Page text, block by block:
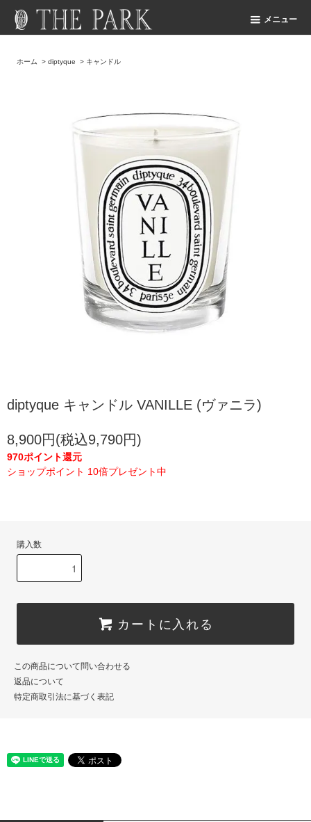
メニュー
ホーム >diptyque > キャンドル
diptyque キャンドル VANILLE (ヴァニラ)
8,900円(税込9,790円)
970ポイント還元
ショップポイント 10倍プレゼント中
購入数
カートに入れる
この商品について問い合わせる
返品について
特定商取引法に基づく表記